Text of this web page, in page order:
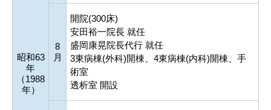
昭和63
年
（1988
年）
8
月
開院(300床)
安田裕一院長 就任
盛岡康晃院長代行 就任
3東病棟(外科)開棟、4東病棟(内科)開棟、手
術室
透析室 開設